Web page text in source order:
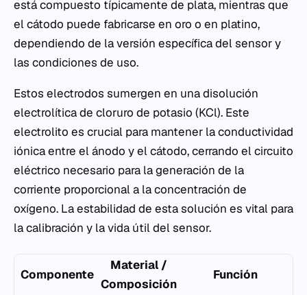
está compuesto típicamente de plata, mientras que
el cátodo puede fabricarse en oro o en platino,
dependiendo de la versión específica del sensor y
las condiciones de uso.
Estos electrodos sumergen en una disolución
electrolítica de cloruro de potasio (KCl). Este
electrolito es crucial para mantener la conductividad
iónica entre el ánodo y el cátodo, cerrando el circuito
eléctrico necesario para la generación de la
corriente proporcional a la concentración de
oxígeno. La estabilidad de esta solución es vital para
la calibración y la vida útil del sensor.
Componente
Material /
Composición
Función